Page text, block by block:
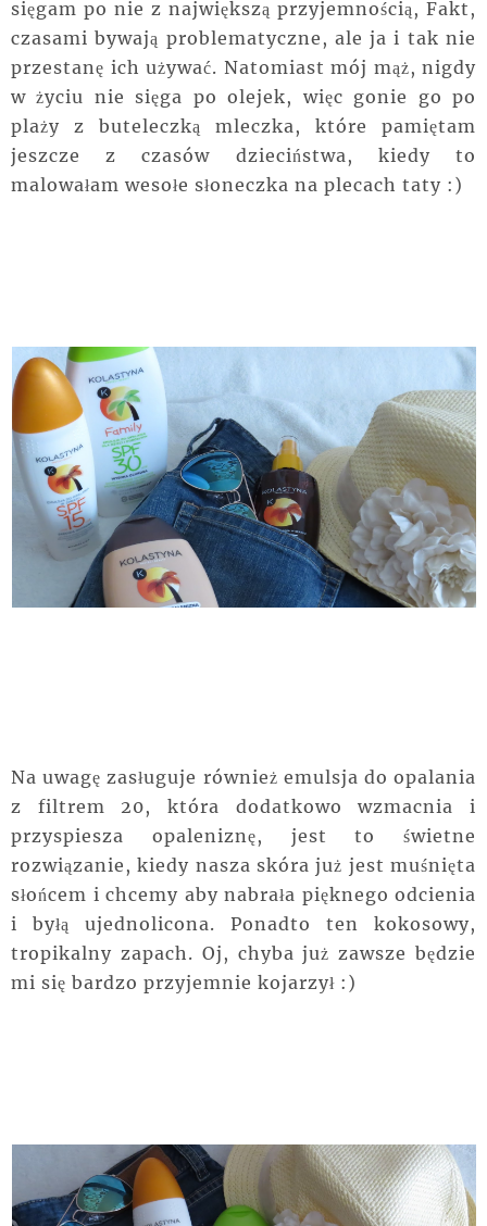
sięgam po nie z największą przyjemnością, Fakt,
czasami bywają problematyczne, ale ja i tak nie
przestanę ich używać. Natomiast mój mąż, nigdy
w życiu nie sięga po olejek, więc gonie go po
plaży z buteleczką mleczka, które pamiętam
jeszcze z czasów dzieciństwa, kiedy to
malowałam wesołe słoneczka na plecach taty :)
Na uwagę zasługuje również emulsja do opalania
z filtrem 20, która dodatkowo wzmacnia i
przyspiesza opaleniznę, jest to świetne
rozwiązanie, kiedy nasza skóra już jest muśnięta
słońcem i chcemy aby nabrała pięknego odcienia
i byłą ujednolicona. Ponadto ten kokosowy,
tropikalny zapach. Oj, chyba już zawsze będzie
mi się bardzo przyjemnie kojarzył :)